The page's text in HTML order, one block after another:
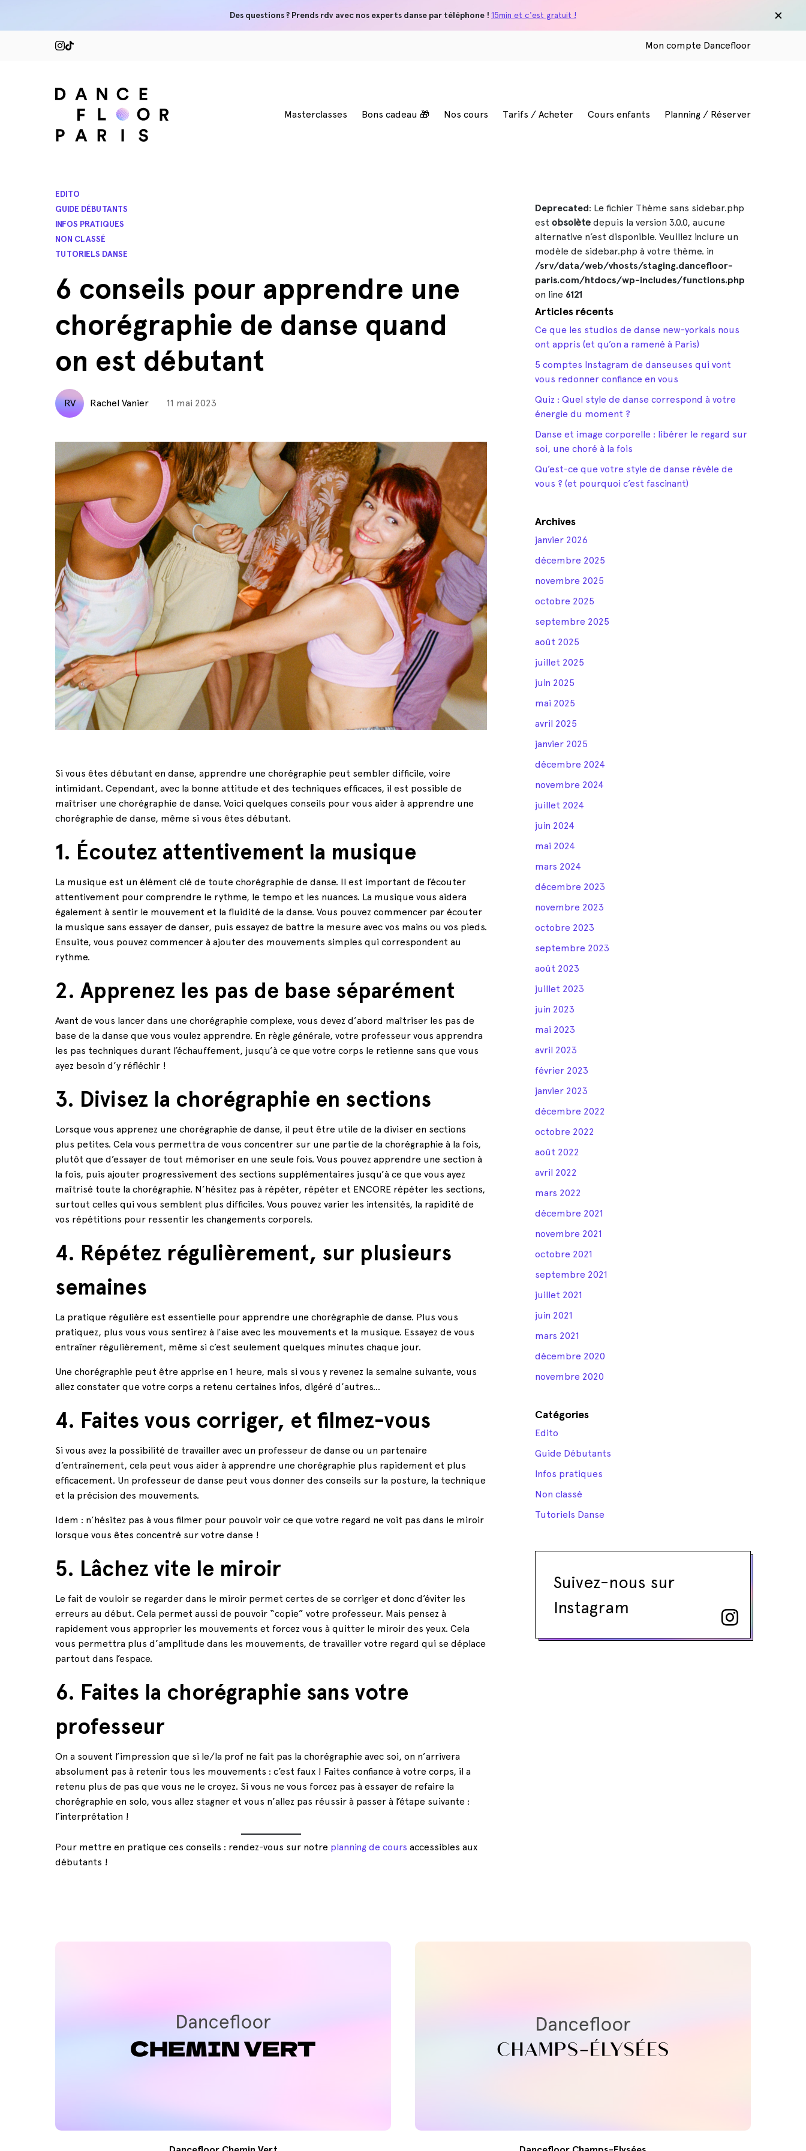
Des questions ? Prends rdv avec nos experts danse par téléphone ! 15min et c'est gratuit !
Mon compte Dancefloor
Masterclasses Bons cadeau 🎁 Nos cours Tarifs / Acheter Cours enfants Planning / Réserver
EDITO
GUIDE DÉBUTANTS
INFOS PRATIQUES
NON CLASSÉ
TUTORIELS DANSE
6 conseils pour apprendre une
chorégraphie de danse quand
on est débutant
RV Rachel Vanier 11 mai 2023
Si vous êtes débutant en danse, apprendre une chorégraphie peut sembler difficile, voire
intimidant. Cependant, avec la bonne attitude et des techniques efficaces, il est possible de
maîtriser une chorégraphie de danse. Voici quelques conseils pour vous aider à apprendre une
chorégraphie de danse, même si vous êtes débutant.
1. Écoutez attentivement la musique
La musique est un élément clé de toute chorégraphie de danse. Il est important de l’écouter
attentivement pour comprendre le rythme, le tempo et les nuances. La musique vous aidera
également à sentir le mouvement et la fluidité de la danse. Vous pouvez commencer par écouter
la musique sans essayer de danser, puis essayez de battre la mesure avec vos mains ou vos pieds.
Ensuite, vous pouvez commencer à ajouter des mouvements simples qui correspondent au
rythme.
2. Apprenez les pas de base séparément
Avant de vous lancer dans une chorégraphie complexe, vous devez d’abord maîtriser les pas de
base de la danse que vous voulez apprendre. En règle générale, votre professeur vous apprendra
les pas techniques durant l’échauffement, jusqu’à ce que votre corps le retienne sans que vous
ayez besoin d’y réfléchir !
3. Divisez la chorégraphie en sections
Lorsque vous apprenez une chorégraphie de danse, il peut être utile de la diviser en sections
plus petites. Cela vous permettra de vous concentrer sur une partie de la chorégraphie à la fois,
plutôt que d’essayer de tout mémoriser en une seule fois. Vous pouvez apprendre une section à
la fois, puis ajouter progressivement des sections supplémentaires jusqu’à ce que vous ayez
maîtrisé toute la chorégraphie. N’hésitez pas à répéter, répéter et ENCORE répéter les sections,
surtout celles qui vous semblent plus difficiles. Vous pouvez varier les intensités, la rapidité de
vos répétitions pour ressentir les changements corporels.
4. Répétez régulièrement, sur plusieurs
semaines
La pratique régulière est essentielle pour apprendre une chorégraphie de danse. Plus vous
pratiquez, plus vous vous sentirez à l’aise avec les mouvements et la musique. Essayez de vous
entraîner régulièrement, même si c’est seulement quelques minutes chaque jour.
Une chorégraphie peut être apprise en 1 heure, mais si vous y revenez la semaine suivante, vous
allez constater que votre corps a retenu certaines infos, digéré d’autres…
4. Faites vous corriger, et filmez-vous
Si vous avez la possibilité de travailler avec un professeur de danse ou un partenaire
d’entraînement, cela peut vous aider à apprendre une chorégraphie plus rapidement et plus
efficacement. Un professeur de danse peut vous donner des conseils sur la posture, la technique
et la précision des mouvements.
Idem : n’hésitez pas à vous filmer pour pouvoir voir ce que votre regard ne voit pas dans le miroir
lorsque vous êtes concentré sur votre danse !
5. Lâchez vite le miroir
Le fait de vouloir se regarder dans le miroir permet certes de se corriger et donc d’éviter les
erreurs au début. Cela permet aussi de pouvoir “copie” votre professeur. Mais pensez à
rapidement vous approprier les mouvements et forcez vous à quitter le miroir des yeux. Cela
vous permettra plus d’amplitude dans les mouvements, de travailler votre regard qui se déplace
partout dans l’espace.
6. Faites la chorégraphie sans votre
professeur
On a souvent l’impression que si le/la prof ne fait pas la chorégraphie avec soi, on n’arrivera
absolument pas à retenir tous les mouvements : c’est faux ! Faites confiance à votre corps, il a
retenu plus de pas que vous ne le croyez. Si vous ne vous forcez pas à essayer de refaire la
chorégraphie en solo, vous allez stagner et vous n’allez pas réussir à passer à l’étape suivante :
l’interprétation !
Pour mettre en pratique ces conseils : rendez-vous sur notre planning de cours accessibles aux
débutants !
Deprecated: Le fichier Thème sans sidebar.php
est obsolète depuis la version 3.0.0, aucune
alternative n’est disponible. Veuillez inclure un
modèle de sidebar.php à votre thème. in
/srv/data/web/vhosts/staging.dancefloor-
paris.com/htdocs/wp-includes/functions.php
on line 6121
Articles récents
Ce que les studios de danse new-yorkais nous
ont appris (et qu’on a ramené à Paris)
5 comptes Instagram de danseuses qui vont
vous redonner confiance en vous
Quiz : Quel style de danse correspond à votre
énergie du moment ?
Danse et image corporelle : libérer le regard sur
soi, une choré à la fois
Qu’est-ce que votre style de danse révèle de
vous ? (et pourquoi c’est fascinant)
Archives
janvier 2026
décembre 2025
novembre 2025
octobre 2025
septembre 2025
août 2025
juillet 2025
juin 2025
mai 2025
avril 2025
janvier 2025
décembre 2024
novembre 2024
juillet 2024
juin 2024
mai 2024
mars 2024
décembre 2023
novembre 2023
octobre 2023
septembre 2023
août 2023
juillet 2023
juin 2023
mai 2023
avril 2023
février 2023
janvier 2023
décembre 2022
octobre 2022
août 2022
avril 2022
mars 2022
décembre 2021
novembre 2021
octobre 2021
septembre 2021
juillet 2021
juin 2021
mars 2021
décembre 2020
novembre 2020
Catégories
Edito
Guide Débutants
Infos pratiques
Non classé
Tutoriels Danse
Suivez-nous sur
Instagram